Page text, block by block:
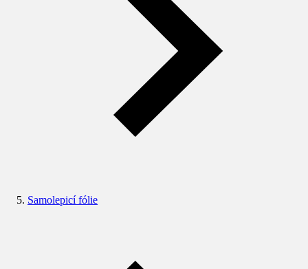
Samolepicí fólie